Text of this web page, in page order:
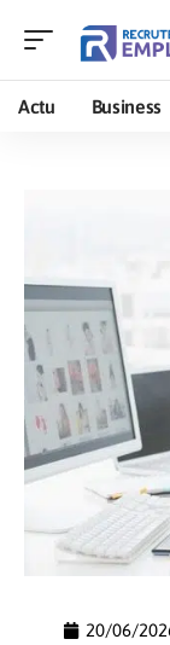
Actu Business
20/06/